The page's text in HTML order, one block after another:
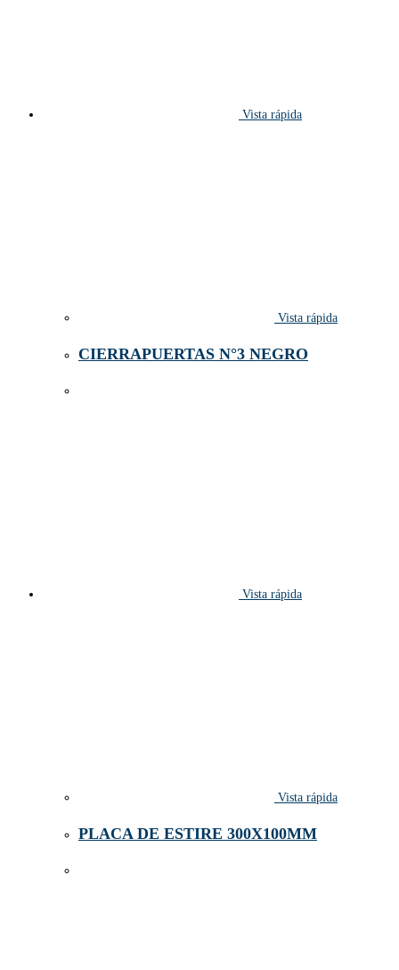
Vista rápida
Vista rápida
CIERRAPUERTAS N°3 NEGRO
Vista rápida
Vista rápida
PLACA DE ESTIRE 300X100MM